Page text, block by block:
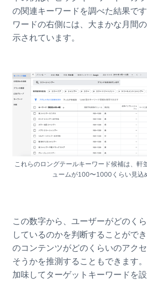
の関連キーワードを調べた結果で
ワードの右側には、大まかな月間
示されています。
これらのロングテールキーワード候補は、軒
ュームが100〜1000くらい見込
この数字から、ユーザーがどのく
しているのかを判断することがで
のコンテンツがどのくらいのアク
そうかを推測することもできます
加味してターゲットキーワードを